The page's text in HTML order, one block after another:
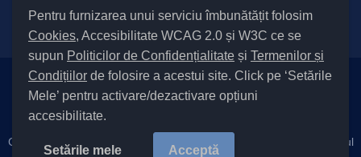
Pentru furnizarea unui serviciu îmbunătățit folosim
Cookies, Accesibilitate WCAG 2.0 și W3C ce se
supun Politicilor de Confidențialitate și Termenilor și
Condițiilor de folosire a acestui site. Click pe ‘Setările
Mele’ pentru activare/dezactivare opțiuni
accesibilitate.
Setările mele Acceptă
Sesizări online
Setări Cookies și Accesibilitate
Cod Județ 4 / Județul Bacău / Tipul UAT – 14 – C – Comună / Codul